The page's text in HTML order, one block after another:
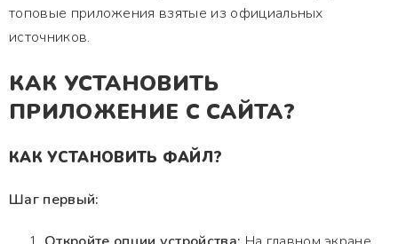
топовые приложения взятые из официальных
источников.
КАК УСТАНОВИТЬ
ПРИЛОЖЕНИЕ С САЙТА?
КАК УСТАНОВИТЬ ФАЙЛ?
Шаг первый: